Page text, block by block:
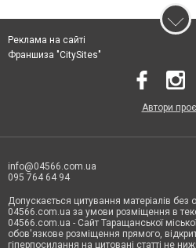
Реклама на сайті
Франшиза "CitySites"
Автори
info@04566.com.ua
095 764 64 94
Допускається цитування матеріалів без
04566.com.ua за умови розміщення в
04566.com.ua - Cайт Таращанської
обов'язкове розміщення прямого,
гіперпосилання на цитовані статті не